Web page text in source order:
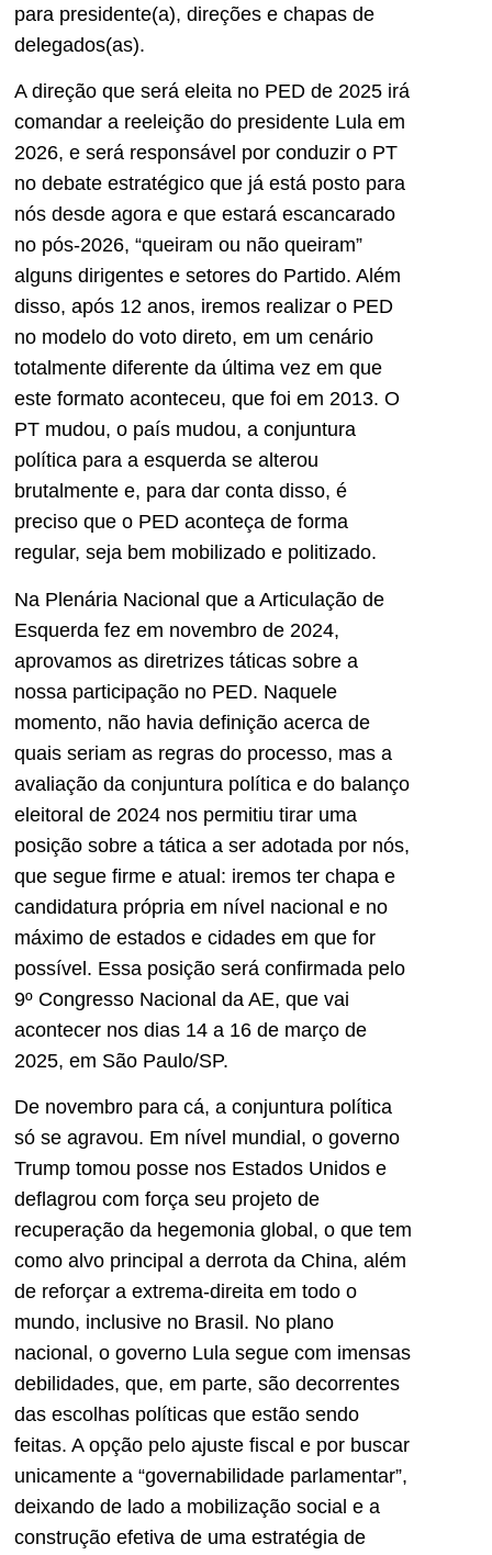
para presidente(a), direções e chapas de
delegados(as).
A direção que será eleita no PED de 2025 irá
comandar a reeleição do presidente Lula em
2026, e será responsável por conduzir o PT
no debate estratégico que já está posto para
nós desde agora e que estará escancarado
no pós-2026, “queiram ou não queiram”
alguns dirigentes e setores do Partido. Além
disso, após 12 anos, iremos realizar o PED
no modelo do voto direto, em um cenário
totalmente diferente da última vez em que
este formato aconteceu, que foi em 2013. O
PT mudou, o país mudou, a conjuntura
política para a esquerda se alterou
brutalmente e, para dar conta disso, é
preciso que o PED aconteça de forma
regular, seja bem mobilizado e politizado.
Na Plenária Nacional que a Articulação de
Esquerda fez em novembro de 2024,
aprovamos as diretrizes táticas sobre a
nossa participação no PED. Naquele
momento, não havia definição acerca de
quais seriam as regras do processo, mas a
avaliação da conjuntura política e do balanço
eleitoral de 2024 nos permitiu tirar uma
posição sobre a tática a ser adotada por nós,
que segue firme e atual: iremos ter chapa e
candidatura própria em nível nacional e no
máximo de estados e cidades em que for
possível. Essa posição será confirmada pelo
9º Congresso Nacional da AE, que vai
acontecer nos dias 14 a 16 de março de
2025, em São Paulo/SP.
De novembro para cá, a conjuntura política
só se agravou. Em nível mundial, o governo
Trump tomou posse nos Estados Unidos e
deflagrou com força seu projeto de
recuperação da hegemonia global, o que tem
como alvo principal a derrota da China, além
de reforçar a extrema-direita em todo o
mundo, inclusive no Brasil. No plano
nacional, o governo Lula segue com imensas
debilidades, que, em parte, são decorrentes
das escolhas políticas que estão sendo
feitas. A opção pelo ajuste fiscal e por buscar
unicamente a “governabilidade parlamentar”,
deixando de lado a mobilização social e a
construção efetiva de uma estratégia de